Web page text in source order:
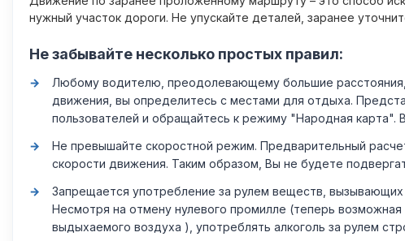
нужный участок дороги. Не упускайте деталей, заранее
Не забывайте несколько простых правил:
Любому водителю, преодолевающему большие
движения, вы определитесь с местами для отдыха.
пользователей и обращайтесь к режиму "Народная
Не превышайте скоростной режим. Предварительный
скорости движения. Таким образом, Вы не будете
Запрещается употребление за рулем веществ,
Несмотря на отмену нулевого промилле (теперь возможная
выдыхаемого воздуха ), употреблять алкоголь за рулем